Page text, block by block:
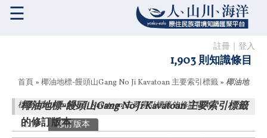
註冊 登入
1,903 則知識條目
☰
您在這裡
首頁 » 椰油地標-饅頭山Gang No Ji Kavatoan 主要索引標籤 » 椰油地
標-饅頭山Gang No Ji Kavatoan 主要索引標籤的修訂版本
椰油地標-饅頭山Gang No Ji Kavatoan 主要索引標籤
的修訂版本
主要索引標籤
檢視 修訂版本